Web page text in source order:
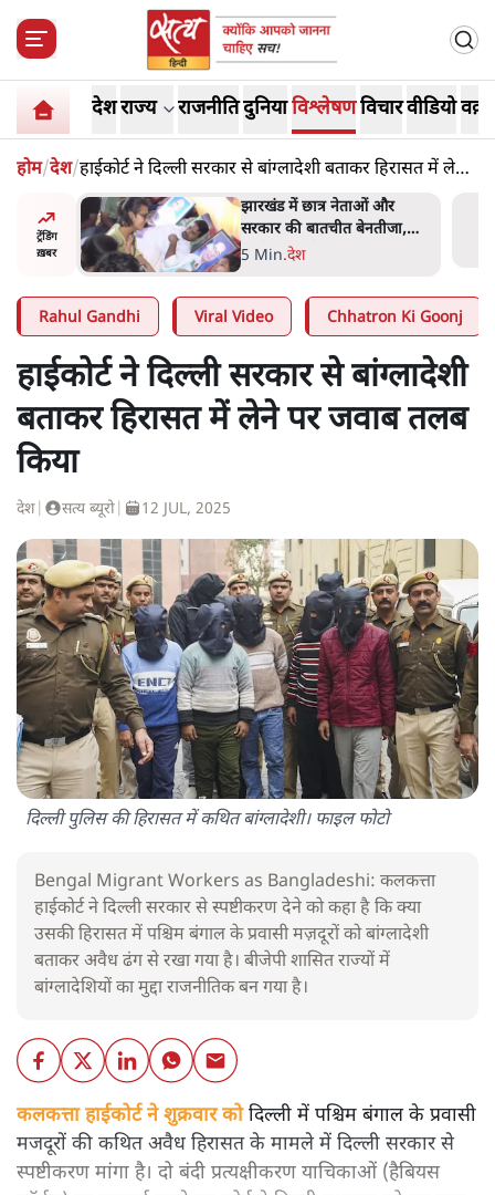
देशराज्य राजनीतिदुनियाविश्लेषणविचारवीडियो
होम/देश/हाईकोर्ट ने दिल्ली सरकार से बांग्लादेशी बताकर हिरासत में लेने
पर जवाब तलब किया
ट्रेंडिंग
ख़बर
' अंडों
सेनानी
झारखंड में छात्र नेताओं और
सरकार की बातचीत बेनतीजा,
आंदोलन जारी
5 Min.देश
Rahul Gandhi Viral Video Chhatron Ki Goonj
हाईकोर्ट ने दिल्ली सरकार से बांग्लादेशी
बताकर हिरासत में लेने पर जवाब तलब
किया
देश सत्य ब्यूरो 12 JUL, 2025
दिल्ली पुलिस की हिरासत में कथित बांग्लादेशी। फाइल फोटो
Bengal Migrant Workers as Bangladeshi: कलकत्ता
हाईकोर्ट ने दिल्ली सरकार से स्पष्टीकरण देने को कहा है कि क्या
उसकी हिरासत में पश्चिम बंगाल के प्रवासी मज़दूरों को बांग्लादेशी
बताकर अवैध ढंग से रखा गया है। बीजेपी शासित राज्यों में
बांग्लादेशियों का मुद्दा राजनीतिक बन गया है।
कलकत्ता हाईकोर्ट ने शुक्रवार कोदिल्ली में पश्चिम बंगाल के प्रवासी
मजदूरों की कथित अवैध हिरासत के मामले में दिल्ली सरकार से
स्पष्टीकरण मांगा है। दो बंदी प्रत्यक्षीकरण याचिकाओं (हैबियस